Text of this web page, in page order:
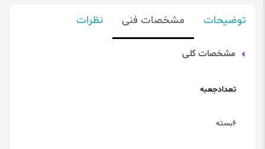
توضیحات مشخصات فنی نظرات
مشخصات کلی
تعدادجعبه
6بسته